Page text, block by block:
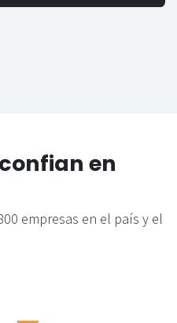
en
empresas en el país y el